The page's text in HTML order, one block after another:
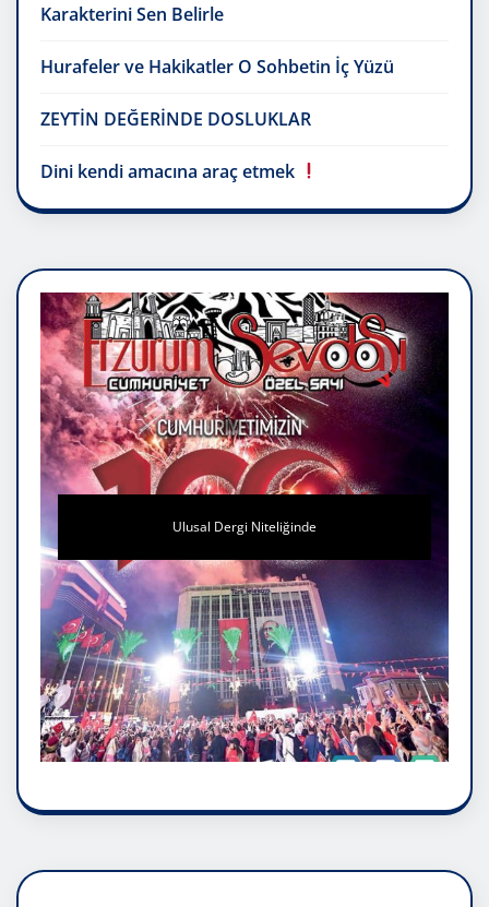
Karakterini Sen Belirle
Hurafeler ve Hakikatler O Sohbetin İç Yüzü
ZEYTİN DEĞERİNDE DOSLUKLAR
Dini kendi amacına araç etmek
Ulusal Dergi Niteliğinde